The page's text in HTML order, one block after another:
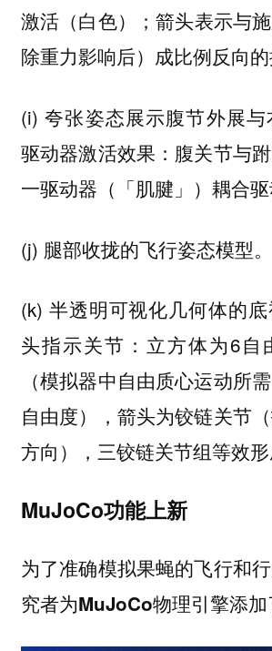
激活（白色）；箭头表示与
除重力影响后）成比例反向的
(i) 夸张姿态展示腹节外展
驱动器激活效果：腹关节与
一驱动器（「肌腱」）耦合驱
(j) 腿部收拢的飞行姿态模型。
(k) 半透明可视化几何体的
头指示关节：立方体为6自
（模拟器中自由质心运动所
自由度），箭头为铰链关节
方向），三铰链关节组等效形
MuJoCo功能上新
为了准确模拟果蝇的飞行和
究者为MuJoCo物理引擎添加